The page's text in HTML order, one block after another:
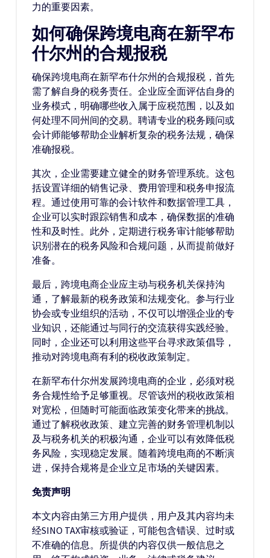
力的重要因素。
如何确保跨境电商在新罕布
什尔州的合规报税
确保跨境电商在新罕布什尔州的合规报税，首先
需了解自身的税务责任。企业应全面评估自身的
业务模式，明确哪些收入属于应税范围，以及如
何处理不同州间的交易。聘请专业的税务顾问或
会计师能够帮助企业解析复杂的税务法规，确保
准确报税。
其次，企业需要建立健全的财务管理系统。这包
括设置详细的销售记录、费用管理和税务申报流
程。通过使用可靠的会计软件和数据管理工具，
企业可以实时跟踪销售和成本，确保数据的准确
性和及时性。此外，定期进行税务审计能够帮助
识别潜在的税务风险和合规问题，从而提前做好
准备。
最后，跨境电商企业应主动与税务机关保持沟
通，了解最新的税务政策和法规变化。参与行业
协会或专业组织的活动，不仅可以增强企业的专
业知识，还能通过与同行的交流获得实践经验。
同时，企业还可以利用这些平台寻求政策倡导，
推动对跨境电商有利的税收政策制定。
在新罕布什尔州发展跨境电商的企业，必须对税
务合规性给予足够重视。尽管该州的税收政策相
对宽松，但随时可能面临政策变化带来的挑战。
通过了解税收政策、建立完善的财务管理机制以
及与税务机关的积极沟通，企业可以有效降低税
务风险，实现稳定发展。随着跨境电商的不断演
进，保持合规将是企业立足市场的关键因素。
免责声明
本文内容由第三方用户提供，用户及其内容均未
经SINO TAX审核或验证，可能包含错误、过时或
不准确的信息。所提供的内容仅供一般信息之